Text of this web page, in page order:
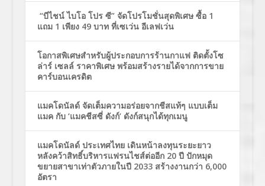
“บีไชน์ ไบโอ โปร ซี” จัดโปรโมชั่นสุดพิเศษ ซื้อ 1
แถม 1 เพียง 49 บาท ที่เซเว่น อีเลฟเว่น
โอกาสพิเศษสำหรับผู้ประกอบการร้านกาแฟ ติดตั้งโซ
ล่าร์ เซลล์ ราคาพิเศษ พร้อมสร้างรายได้จากการขาย
คาร์บอนเครดิต
แมคโดนัลด์ จัดเต็มความอร่อยจากชีสแท้ๆ แบบเต็ม
แมค กับ ‘แมคชีสซี่ ดังก์’ ดังก์สนุกได้ทุกเมนู
แมคโดนัลด์ ประเทศไทย เดินหน้าลงทุนระยะยาว
หลังคว้าสิทธิ์บริหารแฟรนไชส์ต่ออีก 20 ปี ปักหมุด
ขยายสาขาเท่าตัวภายในปี 2033 สร้างงานกว่า 6,000
อัตรา